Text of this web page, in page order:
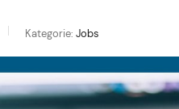
Kategorie: Jobs